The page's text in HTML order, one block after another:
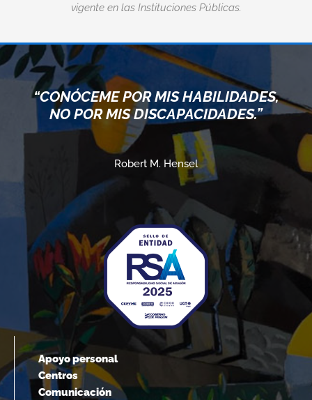
vigente en las Instituciones Públicas.
“CUANDO ACEPTAMOS
LÍMITES, VAMOS MÁS
ELLOS.”
Albert Einstein
Apoyo personal
Centros
Comunicación